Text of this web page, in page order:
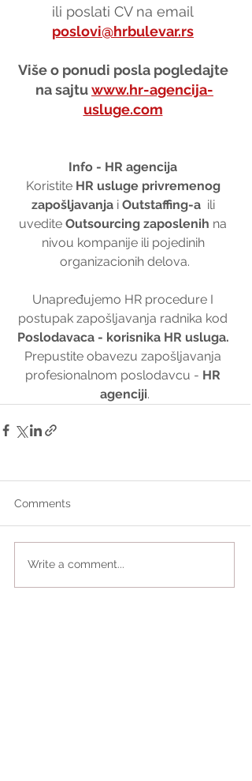
ili poslati CV na email
poslovi@hrbulevar.rs
Više o ponudi posla pogledajte
na sajtu www.hr-agencija-
usluge.com
Info - HR agencija
Koristite HR usluge privremenog
zapošljavanja i Outstaffing-a
  ili
uvedite Outsourcing zaposlenih na
nivou kompanije ili pojedinih
organizacionih delova.
Unapređujemo HR procedure I
postupak zapošljavanja radnika kod
Poslodavaca - korisnika HR usluga.
Prepustite obavezu zapošljavanja
profesionalnom poslodavcu - HR
agenciji.
Comments
Write a comment...